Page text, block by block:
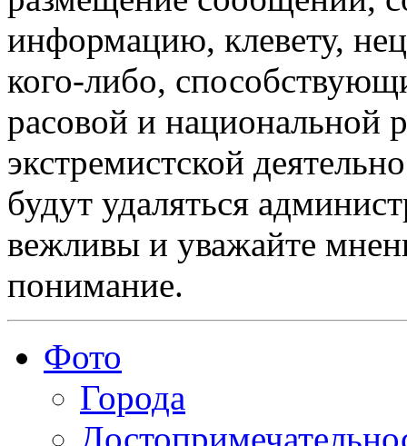
информацию, клевету,
кого-либо,
расовой и национальной
экстремистской
будут удаляться
вежливы и уважайте
понимание.
Фото
Города